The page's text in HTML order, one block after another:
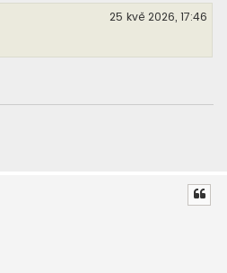
25 kvě 2026, 17:46